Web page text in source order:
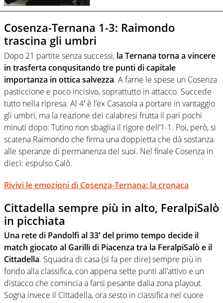
Cosenza-Ternana 1-3: Raimondo
trascina gli umbri
Dopo 21 partite senza successi, la Ternana torna a vincere
in trasferta conqusitando tre punti di capitale
importanza in ottica salvezza. A farne le spese un Cosenza
pasticcione e poco incisivo, soprattutto in attacco. Succede
tutto nella ripresa. Al 4′ è l’ex Casasola a portare in vantaggio
gli umbri, ma la reazione dei calabresi frutta il pari pochi
minuti dopo: Tutino non sbaglia il rigore dell’1-1. Poi, però, si
scatena Raimondo che firma una doppietta che dà sostanza
alle speranze di permanenza dei suoi. Nel finale Cosenza in
dieci: espulso Calò.
Rivivi le emozioni di Cosenza-Ternana: la cronaca
Cittadella sempre più in alto, FeralpiSalò
in picchiata
Una rete di Pandolfi al 33′ del primo tempo decide il
match giocato al Garilli di Piacenza tra la FeralpiSalò e il
Cittadella. Squadra di casa (si fa per dire) sempre più in
fondo alla classifica, con appena sette punti all’attivo e un
distacco che comincia a farsi pesante dalla zona playout.
Sogna invece il Cittadella, ora sesto in classifica nel cuore